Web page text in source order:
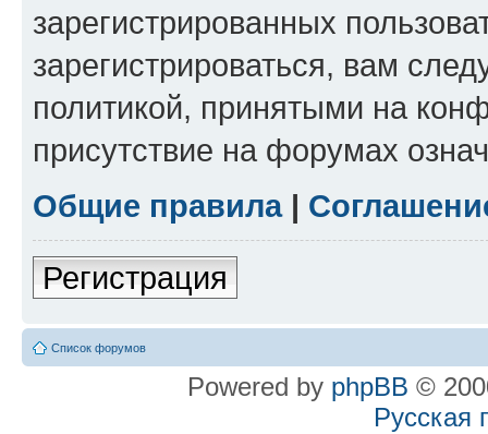
зарегистрированных
зарегистрироваться, вам
политикой, принятыми на
присутствие на форумах
Общие правила|
Регистрация
Список форумов
Powered by phpBB ©
Русская